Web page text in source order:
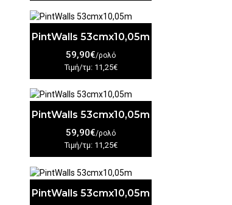
PintWalls 53cmx10,05m
59,90€/ρολό
Τιμή/τμ: 11,25€
PintWalls 53cmx10,05m
59,90€/ρολό
Τιμή/τμ: 11,25€
PintWalls 53cmx10,05m